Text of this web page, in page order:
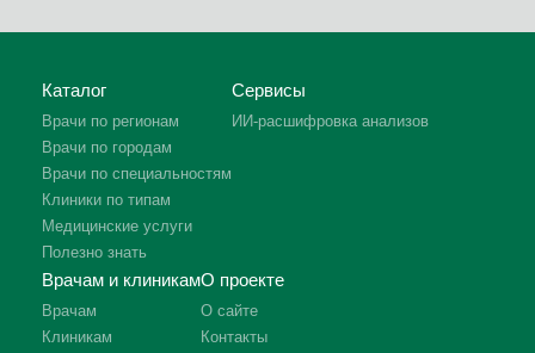
Каталог
Врачи по регионам
Врачи по городам
Врачи по специальностям
Клиники по типам
Медицинские услуги
Полезно знать
Сервисы
ИИ-расшифровка анализов
Врачам и клиникам
Врачам
Клиникам
О проекте
О сайте
Контакты